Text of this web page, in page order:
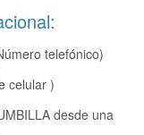
telefónico)
celular )
desde una